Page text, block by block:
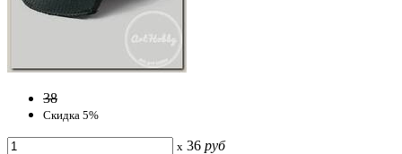
38
Скидка 5%
x 36 руб